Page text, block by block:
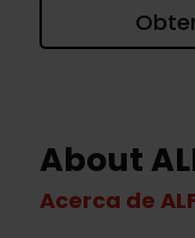
About
Acerca de